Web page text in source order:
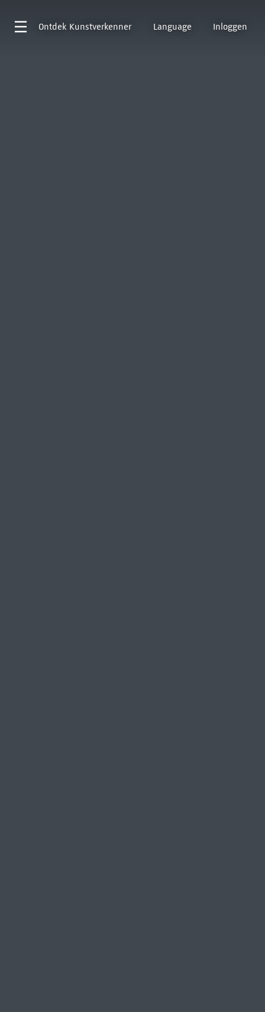
Ontdek Kunstverkenner Language Inloggen